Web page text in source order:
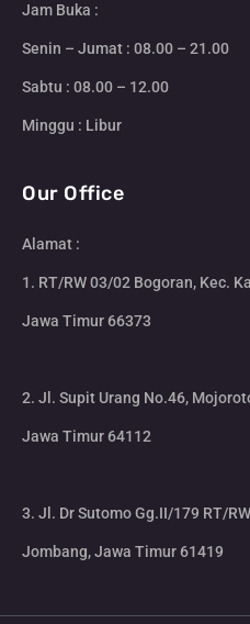
Jam Buka :
Senin – Jumat : 08.00 – 21.00
Sabtu : 08.00 – 12.00
Minggu : Libur
Our Office
Alamat :
1. RT/RW 03/02 Bogoran, Kec.
Jawa Timur 66373
2. Jl. Supit Urang No.46,
Jawa Timur 64112
3. Jl. Dr Sutomo Gg.II/179 RT/
Jombang, Jawa Timur 61419